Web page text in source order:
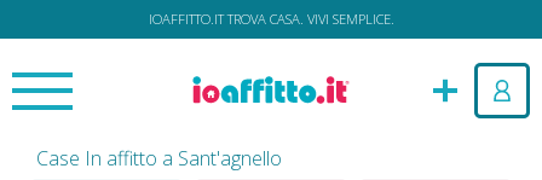
IOAFFITTO.IT TROVA CASA. VIVI SEMPLICE.
Case In affitto a Sant'agnello